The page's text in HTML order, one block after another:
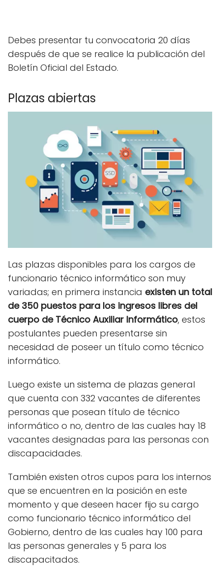
Debes presentar tu convocatoria 20 días
después de que se realice la publicación del
Boletín Oficial del Estado.
Plazas abiertas
Las plazas disponibles para los cargos de
funcionario técnico informático son muy
variadas; en primera instancia existen un total
de 350 puestos para los ingresos libres del
cuerpo de Técnico Auxiliar Informático, estos
postulantes pueden presentarse sin
necesidad de poseer un título como técnico
informático.
Luego existe un sistema de plazas general
que cuenta con 332 vacantes de diferentes
personas que posean título de técnico
informático o no, dentro de las cuales hay 18
vacantes designadas para las personas con
discapacidades.
También existen otros cupos para los internos
que se encuentren en la posición en este
momento y que deseen hacer fijo su cargo
como funcionario técnico informático del
Gobierno, dentro de las cuales hay 100 para
las personas generales y 5 para los
discapacitados.